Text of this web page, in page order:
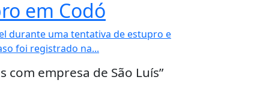
em Codó
durante uma tentativa de estupro e
foi registrado na...
empresa de São Luís”